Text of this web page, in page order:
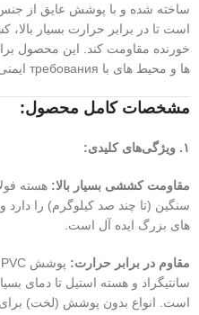
است تا در برابر حرارت بسیار
خورنده مقاومت کند. این محصول
ها و محیط های با требования ایمنی بالا ایده آل است.
مشخصات کامل محصول:
۱. ویژگی‌های کلیدی:
مقاومت کششی بسیار بالا: هسته
سنگین (تا چند صد کیلوگرم) را
های بزرگ ایده آل است.
مقاوم در برابر حرارت:
سانتیگراد و هسته استیل تا دمای
است. انواع بدون پوشش (لخت) برای